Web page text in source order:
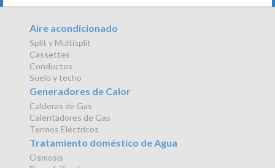
Aire acondicionado
Split y Multisplit
Cassettes
Conductos
Suelo y techo
Generadores de Calor
Calderas de Gas
Calentadores de Gas
Termos Eléctricos
Tratamiento doméstico de Agua
Osmosis